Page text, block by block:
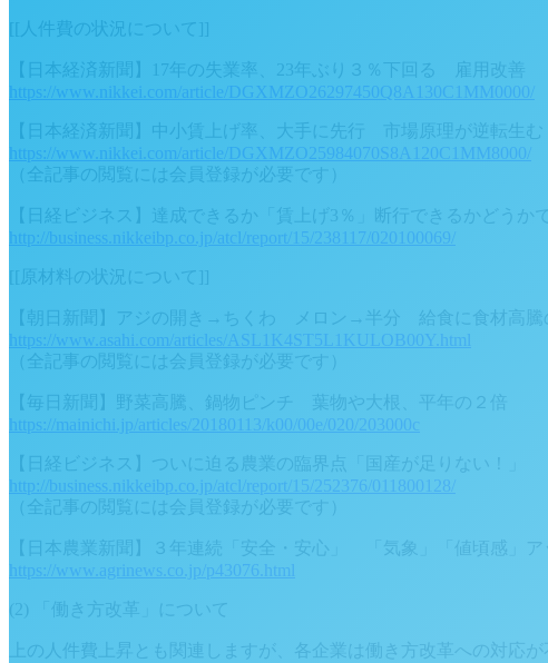
[[人件費の状況について]]
【日本経済新聞】17年の失業率、23年ぶり３％下回る 雇用改善
https://www.nikkei.com/article/DGXMZO26297450Q8A130C1MM0000/
【日本経済新聞】中小賃上げ率、大手に先行 市場原理が逆転生む
https://www.nikkei.com/article/DGXMZO25984070S8A120C1MM8000/
（全記事の閲覧には会員登録が必要です）
【日経ビジネス】達成できるか「賃上げ3％」断行できるかどうか
http://business.nikkeibp.co.jp/atcl/report/15/238117/020100069/
[[原材料の状況について]]
【朝日新聞】アジの開き→ちくわ メロン→半分 給食に食材高騰
https://www.asahi.com/articles/ASL1K4ST5L1KULOB00Y.html
（全記事の閲覧には会員登録が必要です）
【毎日新聞】野菜高騰、鍋物ピンチ 葉物や大根、平年の２倍
https://mainichi.jp/articles/20180113/k00/00e/020/203000c
【日経ビジネス】ついに迫る農業の臨界点「国産が足りない！」
http://business.nikkeibp.co.jp/atcl/report/15/252376/011800128/
（全記事の閲覧には会員登録が必要です）
【日本農業新聞】３年連続「安全・安心」 「気象」「値頃感」
https://www.agrinews.co.jp/p43076.html
(2) 「働き方改革」について
上の人件費上昇とも関連しますが、各企業は働き方改革への対応が